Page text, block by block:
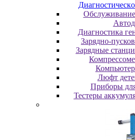
Диагностика
Зарядно-
Зарядные
Люфт
Пpибopы
Тестеры